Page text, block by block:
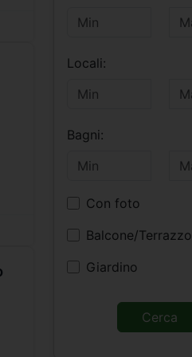
Locali:
Bagni:
Con foto
Balcone/Terrazzo
Giardino